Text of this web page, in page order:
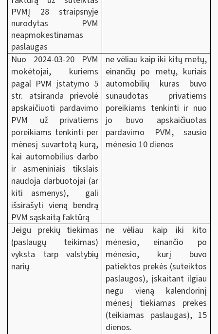
PVMĮ 28 straipsnyje
nurodytas PVM
neapmokestinamas
paslaugas
Nuo 2024-03-20 PVM
mokėtojai, kuriems
pagal PVM įstatymo 5
str. atsiranda prievolė
apskaičiuoti pardavimo
PVM už privatiems
poreikiams tenkinti per
mėnesį suvartotą kurą,
kai automobilius darbo
ir asmeniniais tikslais
naudoja darbuotojai (ar
kiti asmenys), gali
išsirašyti vieną bendrą
PVM sąskaitą faktūrą
ne vėliau kaip iki kitų metų,
einančių po metų, kuriais
automobilių kuras buvo
sunaudotas privatiems
poreikiams tenkinti ir nuo
jo buvo apskaičiuotas
pardavimo PVM, sausio
mėnesio 10 dienos
Jeigu prekių tiekimas
(paslaugų teikimas)
vyksta tarp valstybių
narių
ne vėliau kaip iki kito
mėnesio, einančio po
mėnesio, kurį buvo
patiektos prekės (suteiktos
paslaugos), įskaitant ilgiau
negu vieną kalendorinį
mėnesį tiekiamas prekes
(teikiamas paslaugas), 15
dienos.